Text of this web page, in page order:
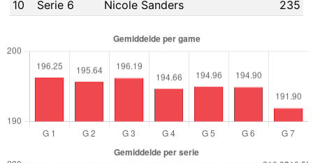
10
Serie 6 Nicole Sanders 235